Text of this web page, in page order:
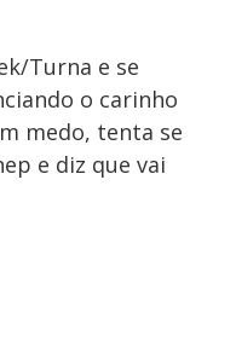
Turna e se
o carinho
medo, tenta se
e diz que vai